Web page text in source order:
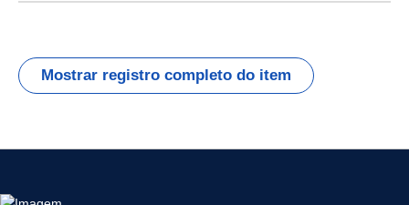
Mostrar registro completo do item